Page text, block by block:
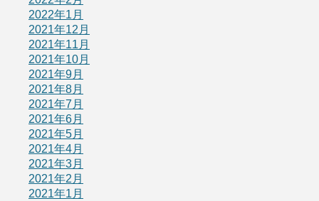
2022年1月
2021年12月
2021年11月
2021年10月
2021年9月
2021年8月
2021年7月
2021年6月
2021年5月
2021年4月
2021年3月
2021年2月
2021年1月